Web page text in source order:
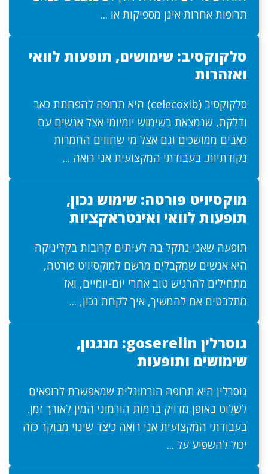
תרופות אחרות אינן מספיקות או ...
סלקוקסיב: שימושים, תופעות לוואי
ואזהרות
סלקוקסיב (celecoxib) היא תרופה להפחתת כאב
ודלקת, שנמצאת בשימוש יומיומי אצל אנשים עם
כאבים ממושכים וגם אצל מי שחווים החמרות
נקודתיות. בעבודתי המקצועית אני רואה ...
מוקסיויט פורטה: שימוש נכון,
תופעות לוואי ואינטראקציות
תופעה שאני נתקל בה לעיתים קרובות בקליניקה
היא אנשים שמקבלים מרשם למוקסיויט פורטה,
מתחילים להרגיש טוב אחרי יום-יומיים, ואז
מתלבטים אם להמשיך, איך לקחת נכון, ...
גוסרלין goserelin: מנגנון,
שימושים ותופעות
גוסרלין היא תרופה הורמונלית שמאפשרת לרופאים
לשלוט באופן מדויק ברמות הורמוני המין לאורך זמן.
בעבודתי המקצועית אני רואה כיצד שינוי מבוקר כזה
יכול להשפיע על ...